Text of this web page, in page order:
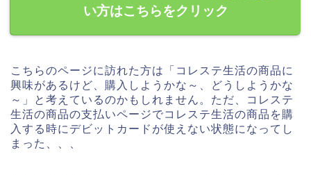
い方はこちらをクリック
こちらのページに訪れた方は「コレステ生活の商品に
興味があるけど、購入しようかな～、どうしようかな
～」と考えているのかもしれません。ただ、コレステ
生活の商品の支払いページでコレステ生活の商品を購
入する時にデビットカードが使えない状態になってし
まった、、、